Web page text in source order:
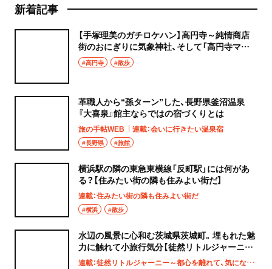
新着記事
【手塚理美のガチロケハン】高円寺～純情商店
街のおにぎりに気象神社、そして「高円寺マシ
タ」へ！
#高円寺 #散歩
革職人から“孫ターン”した、長野県釜沼温泉
『大喜泉』館主ならではの宿づくりとは
旅の手帖WEB 連載：会いに行きたい温泉宿
#長野県 #旅館
横浜駅の隣の東急東横線「反町駅」には何があ
る？【住みたい街の隣も住みよい街だ】
連載：住みたい街の隣も住みよい街だ
#横浜 #散歩
水辺の風景に心和む茨城県茨城町。埋もれた魅
力に触れて小旅行気分【徒然リトルジャーニ
ー】
連載：徒然リトルジャーニー～都心を離れて、気になる土地へ